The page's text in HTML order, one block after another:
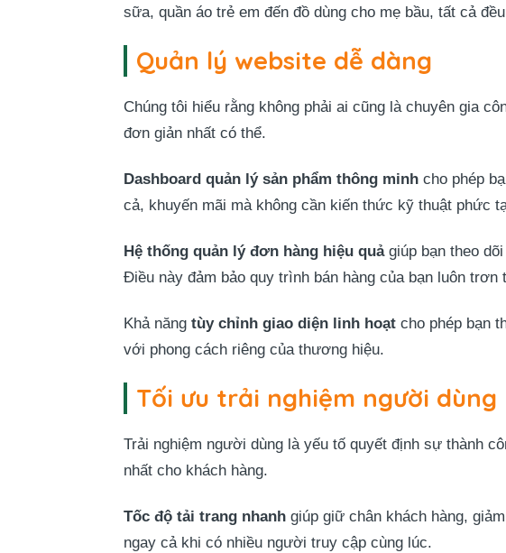
sữa, quần áo trẻ em đến đồ dùng cho mẹ bầu, tất cả
Quản lý website dễ dàng
Chúng tôi hiểu rằng không phải ai cũng là chuyên gia
đơn giản nhất có thể.
Dashboard quản lý sản phẩm thông minh cho phép
cả, khuyến mãi mà không cần kiến thức kỹ thuật phức
Hệ thống quản lý đơn hàng hiệu quảgiúp bạn theo
Điều này đảm bảo quy trình bán hàng của bạn luôn trơn
Khả năng tùy chỉnh giao diện linh hoạt cho phép bạn
với phong cách riêng của thương hiệu.
Tối ưu trải nghiệm người dùng
Trải nghiệm người dùng là yếu tố quyết định sự thành
nhất cho khách hàng.
Tốc độ tải trang nhanh giúp giữ chân khách hàng,
ngay cả khi có nhiều người truy cập cùng lúc.